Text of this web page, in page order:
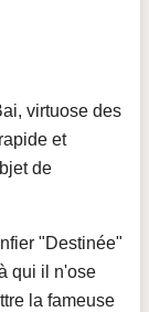
virtuose des
et
de
"Destinée"
qui il n'ose
la fameuse